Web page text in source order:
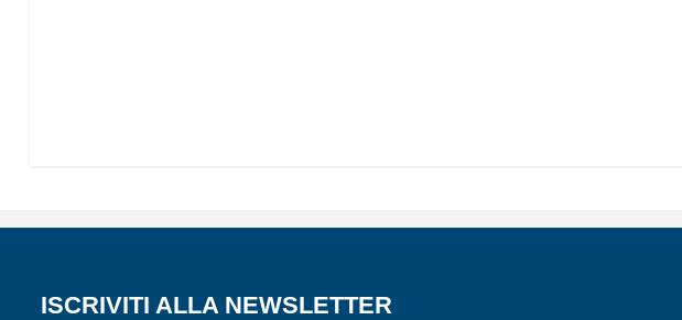
ISCRIVITI ALLA NEWSLETTER